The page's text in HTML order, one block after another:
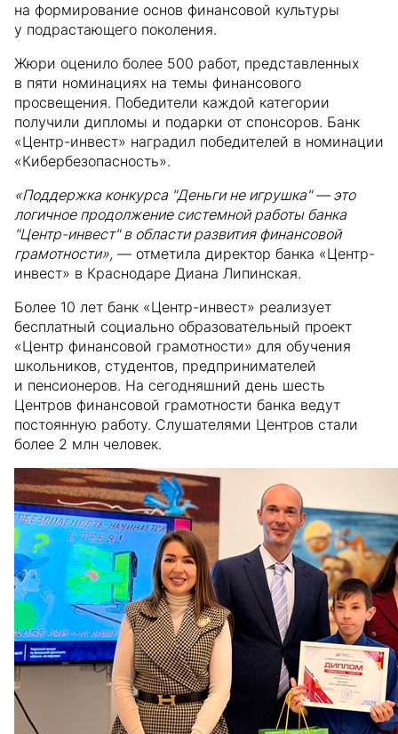
на формирование основ финансовой культуры
у подрастающего поколения.
Жюри оценило более 500 работ, представленных
в пяти номинациях на темы финансового
просвещения. Победители каждой категории
получили дипломы и подарки от спонсоров. Банк
«Центр-инвест» наградил победителей в номинации
«Кибербезопасность».
«Поддержка конкурса "Деньги не игрушка" — это
логичное продолжение системной работы банка
"Центр-инвест" в области развития финансовой
грамотности», — отметила директор банка «Центр-
инвест» в Краснодаре Диана Липинская.
Более 10 лет банк «Центр-инвест» реализует
бесплатный социально образовательный проект
«Центр финансовой грамотности» для обучения
школьников, студентов, предпринимателей
и пенсионеров. На сегодняшний день шесть
Центров финансовой грамотности банка ведут
постоянную работу. Слушателями Центров стали
более 2 млн человек.